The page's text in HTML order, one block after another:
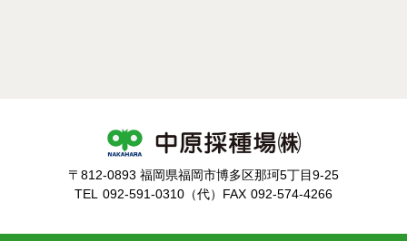
〒812-0893 福岡県福岡市博多区那珂5丁目9-25
TEL 092-591-0310（代） FAX 092-574-4266